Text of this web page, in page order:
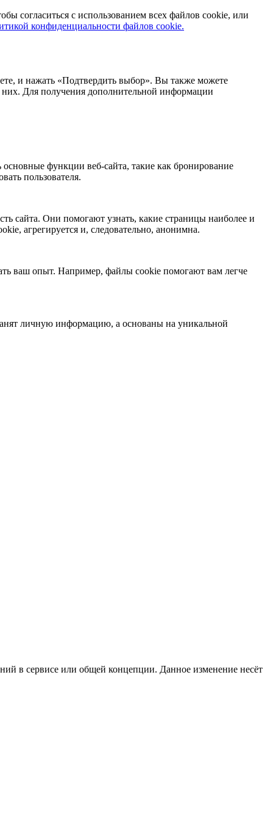
согласиться с использованием всех файлов cookie, или
конфиденциальности файлов cookie.
и нажать «Подтвердить выбор». Вы также можете
Для получения дополнительной информации
функции веб-сайта, такие как бронирование
пользователя.
сайта. Они помогают узнать, какие страницы наиболее и
агрегируется и, следовательно, анонимна.
ваш опыт. Например, файлы cookie помогают вам легче
личную информацию, а основаны на уникальной
в сервисе или общей концепции. Данное изменение несёт